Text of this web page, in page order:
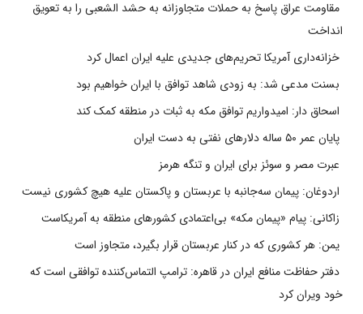
مقاومت عراق پاسخ به حملات متجاوزانه به حشد الشعبی را به تعویق
انداخت
خزانه‌داری آمریکا تحریم‌های جدیدی علیه ایران اعمال کرد
بسنت مدعی شد: به زودی شاهد توافق با ایران خواهیم بود
اسحاق دار: امیدواریم توافق مکه به ثبات در منطقه کمک کند
پایان عمر ۵۰ ساله دلارهای نفتی به دست ایران
عبرت مصر و سوئز برای ایران و تنگه هرمز
اردوغان: پیمان سه‌جانبه با عربستان و پاکستان علیه هیچ کشوری نیست
زاکانی: پیام «پیمان مکه» بی‌اعتمادی کشورهای منطقه به آمریکاست
یمن: هر کشوری که در کنار عربستان قرار بگیرد، متجاوز است
دفتر حفاظت منافع ایران در قاهره: ترامپ التماس‌کننده توافقی است که
خود ویران کرد